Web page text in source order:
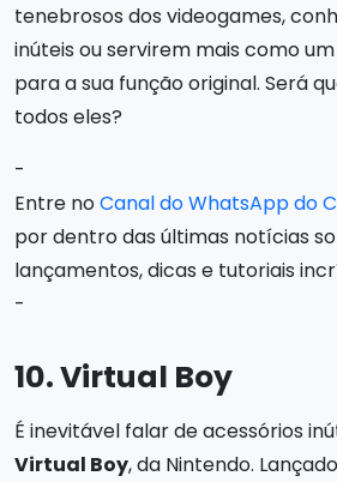
tenebrosos dos videogames,
inúteis ou servirem mais como
para a sua função original. Será
todos eles?
-
Entre noCanal do WhatsApp do
por dentro das últimas notícias
lançamentos, dicas e tutoriais
-
10. Virtual Boy
É inevitável falar de acessórios
Virtual Boy, da Nintendo.